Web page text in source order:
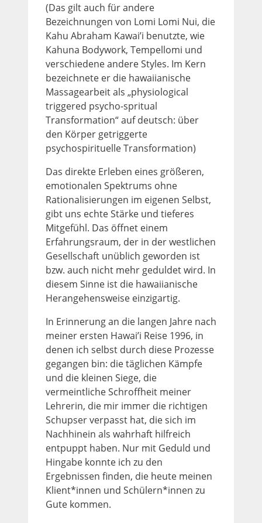
(Das gilt auch für andere
Bezeichnungen von Lomi Lomi Nui, die
Kahu Abraham Kawai’i benutzte, wie
Kahuna Bodywork, Tempellomi und
verschiedene andere Styles. Im Kern
bezeichnete er die hawaiianische
Massagearbeit als „physiological
triggered psycho-spritual
Transformation“ auf deutsch: über
den Körper getriggerte
psychospirituelle Transformation)
Das direkte Erleben eines größeren,
emotionalen Spektrums ohne
Rationalisierungen im eigenen Selbst,
gibt uns echte Stärke und tieferes
Mitgefühl. Das öffnet einem
Erfahrungsraum, der in der westlichen
Gesellschaft unüblich geworden ist
bzw. auch nicht mehr geduldet wird. In
diesem Sinne ist die hawaiianische
Herangehensweise einzigartig.
In Erinnerung an die langen Jahre nach
meiner ersten Hawai’i Reise 1996, in
denen ich selbst durch diese Prozesse
gegangen bin: die täglichen Kämpfe
und die kleinen Siege, die
vermeintliche Schroffheit meiner
Lehrerin, die mir immer die richtigen
Schupser verpasst hat, die sich im
Nachhinein als wahrhaft hilfreich
entpuppt haben. Nur mit Geduld und
Hingabe konnte ich zu den
Ergebnissen finden, die heute meinen
Klient*innen und Schülern*innen zu
Gute kommen.